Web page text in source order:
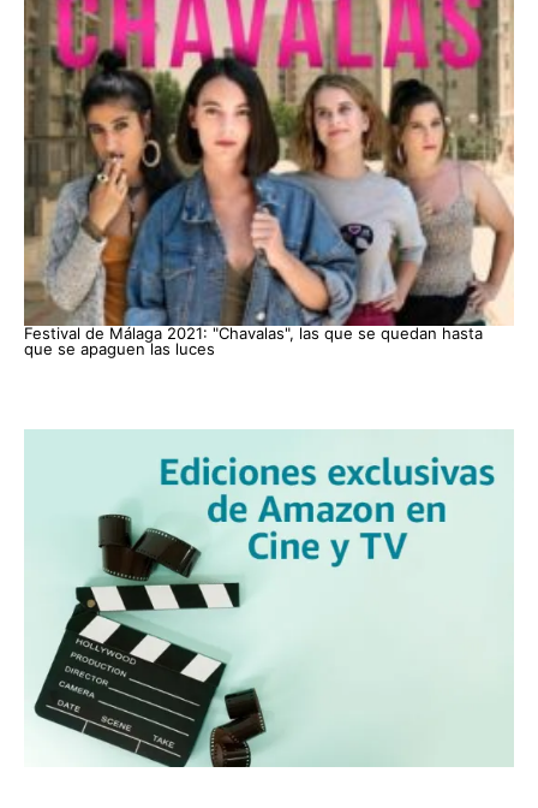
Festival de Málaga 2021: "Chavalas", las que se quedan hasta
que se apaguen las luces